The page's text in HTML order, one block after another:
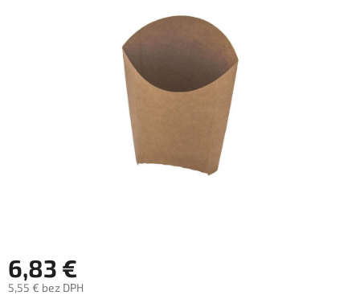
6,83 €
5,55 € bez DPH